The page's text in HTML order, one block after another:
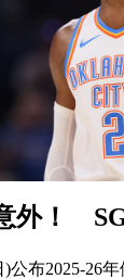
外！
公布2025-26